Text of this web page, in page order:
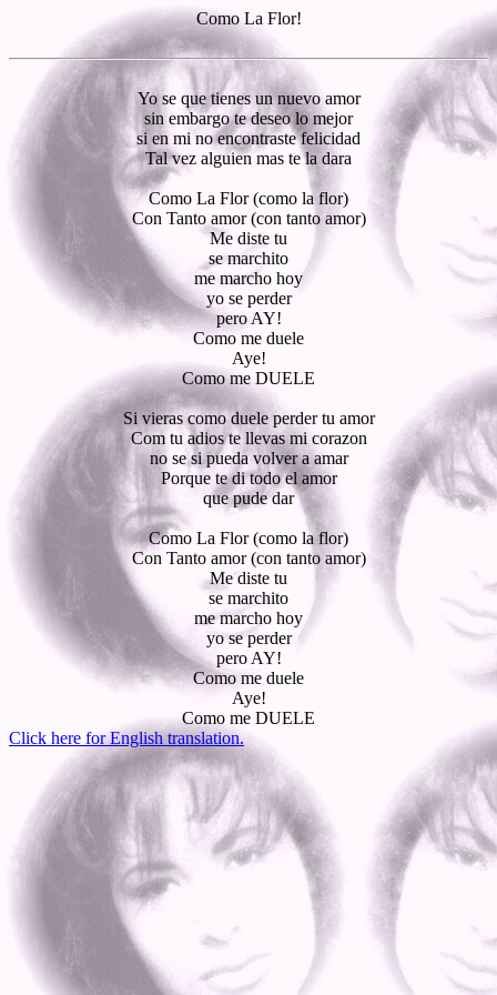
Como La Flor!
Yo se que tienes un nuevo amor
sin embargo te deseo lo mejor
si en mi no encontraste felicidad
Tal vez alguien mas te la dara
Como La Flor (como la flor)
Con Tanto amor (con tanto amor)
Me diste tu
se marchito
me marcho hoy
yo se perder
pero AY!
Como me duele
Aye!
Como me DUELE
Si vieras como duele perder tu amor
Com tu adios te llevas mi corazon
no se si pueda volver a amar
Porque te di todo el amor
que pude dar
Como La Flor (como la flor)
Con Tanto amor (con tanto amor)
Me diste tu
se marchito
me marcho hoy
yo se perder
pero AY!
Como me duele
Aye!
Como me DUELE
Click here for English translation.